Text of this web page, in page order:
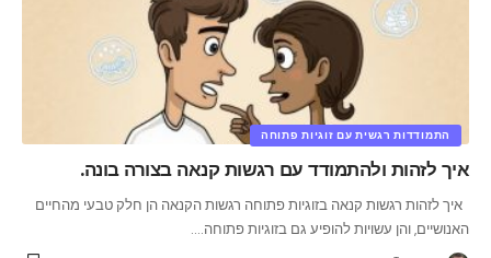
התמודדות רגשית עם זוגיות פתוחה
איך לזהות ולהתמודד עם רגשות קנאה בצורה בונה.
איך לזהות רגשות קנאה בזוגיות פתוחה רגשות הקנאה הן חלק טבעי מהחיים
האנושיים, והן עשויות להופיע גם בזוגיות פתוחה.…